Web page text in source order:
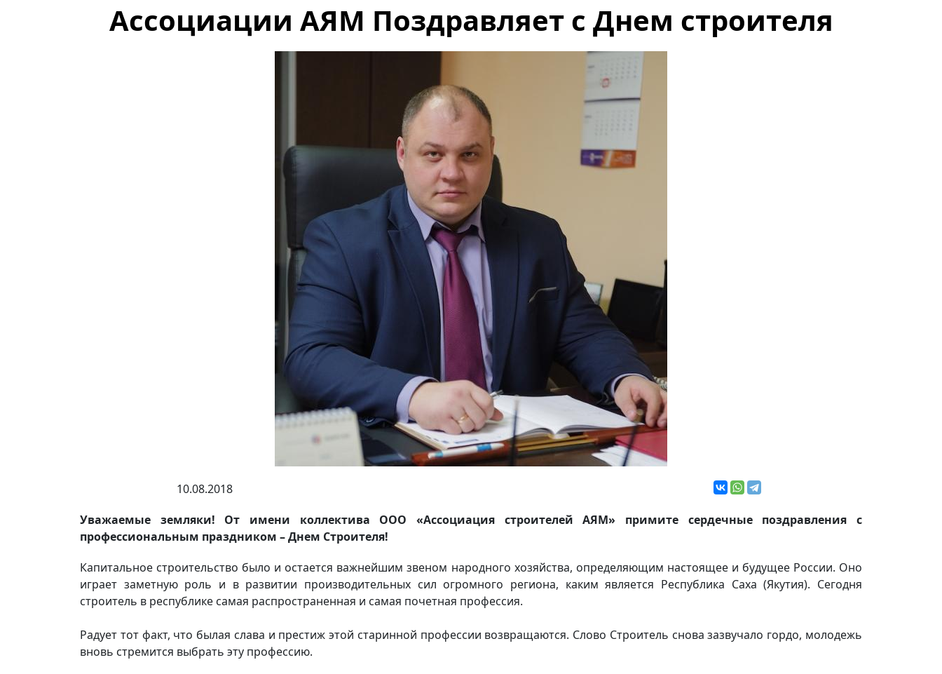
Ассоциации АЯМ Поздравляет с Днем строителя
10.08.2018
Уважаемые земляки! От имени коллектива ООО «Ассоциация строителей АЯМ» примите сердечные поздравления с
профессиональным праздником – Днем Строителя!
Капитальное строительство было и остается важнейшим звеном народного хозяйства, определяющим настоящее и будущее России. Оно
играет заметную роль и в развитии производительных сил огромного региона, каким является Республика Саха (Якутия). Сегодня
строитель в республике самая распространенная и самая почетная профессия.
Радует тот факт, что былая слава и престиж этой старинной профессии возвращаются. Слово Строитель снова зазвучало гордо, молодежь
вновь стремится выбрать эту профессию.